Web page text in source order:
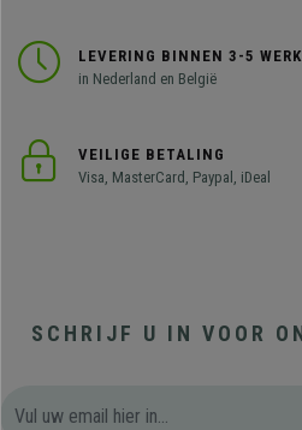
LEVERING BINNEN 3-5
in Nederland en België
VEILIGE BETALING
Visa, MasterCard, Paypal, iDeal
SCHRIJF U IN VOOR